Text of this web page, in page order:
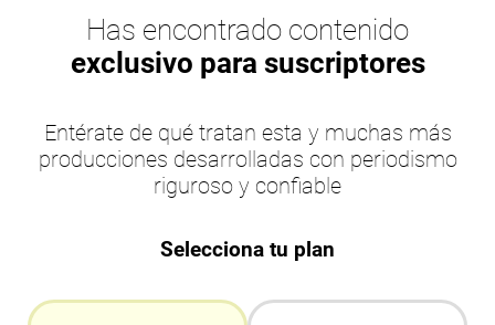
Has encontrado contenido
exclusivo para suscriptores
Entérate de qué tratan esta y muchas más
producciones desarrolladas con periodismo
riguroso y confiable
Selecciona tu plan